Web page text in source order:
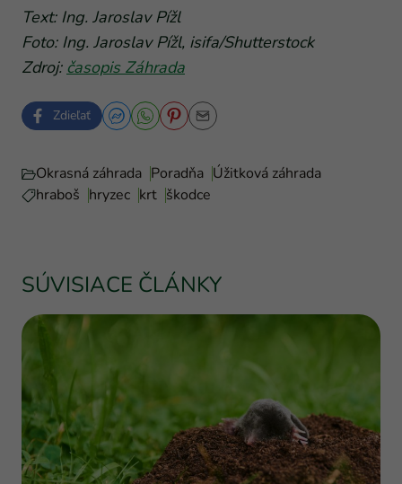
Text: Ing. Jaroslav Pížl
Foto: Ing. Jaroslav Pížl, isifa/Shutterstock
Zdroj: časopis Záhrada
Zdieľať
Okrasná záhrada Poradňa Úžitková záhrada
hraboš hryzec krt škodce
SÚVISIACE ČLÁNKY